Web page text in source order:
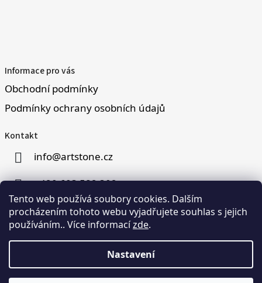
Tento web používá soubory cookies. Dalším
procházením tohoto webu vyjadřujete souhlas s jejich
používáním.. Více informacízde.
Nastavení
Informace pro vás
Obchodní podmínky
Podmínky ochrany osobních údajů
Kontakt
info@artstone.cz
+420 603 582 302
Vytvořil Martin Hromádka na systému Shoptet
Copyright 2026Artstone. Všechna práva vyhrazena.